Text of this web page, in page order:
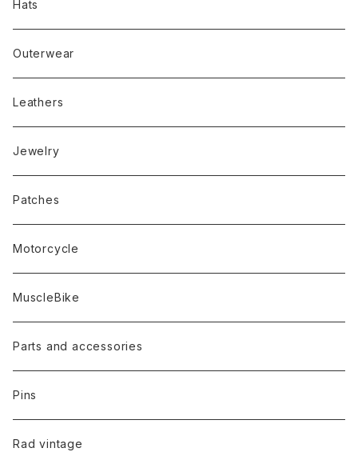
Hats
Outerwear
Leathers
Jewelry
Patches
Motorcycle
MuscleBike
Parts and accessories
Pins
Rad vintage